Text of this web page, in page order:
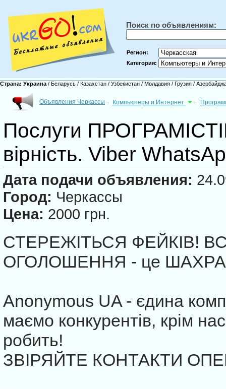
Поиск по объявлениям:
Регион:
Категория:
Страна: Украина / Беларусь / Казахстан / Узбекистан / Молдавия / Грузия /
Объявления Черкассы - Компьютеры и Интернет -
Послуги
вірність. Viber
Дата подачи объявления:
Город: Черкассы
Цена: 2000 грн.
СТЕРЕЖІТЬСЯ ФЕЙКІВ!
ОГОЛОШЕННЯ - це
Anonymous UA - єдина
маємо конкурентів, крім
робить!
ЗВІРЯЙТЕ КОНТАКТИ